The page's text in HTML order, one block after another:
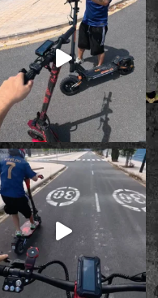
elegir
en
la
página
de
producto